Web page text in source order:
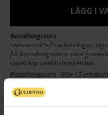
LÄGG I
Beställningsvara
Leveranstid 5-15 arbetsdagar.
för beställningsvaror samt
öppet köp i webbshoppenhär.
Beställningsvara - Max 15
Info